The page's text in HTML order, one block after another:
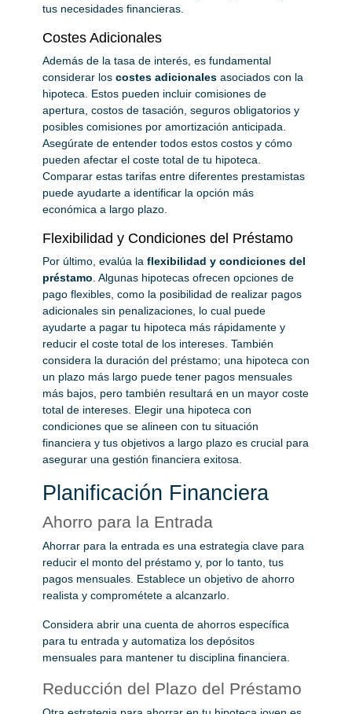
tus necesidades financieras.
Costes Adicionales
Además de la tasa de interés, es fundamental
considerar los costes adicionales asociados con la
hipoteca. Estos pueden incluir comisiones de
apertura, costos de tasación, seguros obligatorios y
posibles comisiones por amortización anticipada.
Asegúrate de entender todos estos costos y cómo
pueden afectar el coste total de tu hipoteca.
Comparar estas tarifas entre diferentes prestamistas
puede ayudarte a identificar la opción más
económica a largo plazo.
Flexibilidad y Condiciones del Préstamo
Por último, evalúa la flexibilidad y condiciones del
préstamo . Algunas hipotecas ofrecen opciones de
pago flexibles, como la posibilidad de realizar pagos
adicionales sin penalizaciones, lo cual puede
ayudarte a pagar tu hipoteca más rápidamente y
reducir el coste total de los intereses. También
considera la duración del préstamo; una hipoteca con
un plazo más largo puede tener pagos mensuales
más bajos, pero también resultará en un mayor coste
total de intereses. Elegir una hipoteca con
condiciones que se alineen con tu situación
financiera y tus objetivos a largo plazo es crucial para
asegurar una gestión financiera exitosa.
Planificación Financiera
Ahorro para la Entrada
Ahorrar para la entrada es una estrategia clave para
reducir el monto del préstamo y, por lo tanto, tus
pagos mensuales. Establece un objetivo de ahorro
realista y comprométete a alcanzarlo.
Considera abrir una cuenta de ahorros específica
para tu entrada y automatiza los depósitos
mensuales para mantener tu disciplina financiera.
Reducción del Plazo del Préstamo